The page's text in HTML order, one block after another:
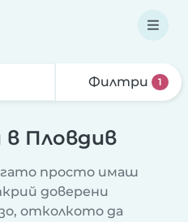
Филтри 1
Пловдив
просто имаш
доверени
отколкото да